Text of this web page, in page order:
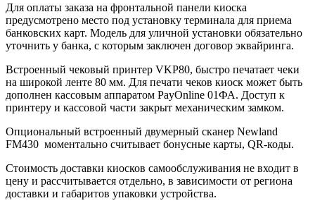
Для оплаты заказа на фронтальной панели киоска
предусмотрено место под установку терминала для приема
банковских карт. Модель для уличной установки обязательно
уточнить у банка, с которым заключен договор эквайринга.
Встроенный чековый принтер VKP80, быстро печатает чеки
на широкой ленте 80 мм. Для печати чеков киоск может быть
дополнен кассовым аппаратом PayOnline 01ФА. Доступ к
принтеру и кассовой части закрыт механическим замком.
Опциональный встроенный двумерный сканер Newland
FM430 моментально считывает бонусные карты, QR-коды.
Стоимость доставки киосков самообслуживания не входит в
цену и рассчитывается отдельно, в зависимости от региона
доставки и габаритов упаковки устройства.